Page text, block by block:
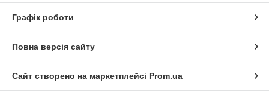
Графік роботи
Повна версія сайту
Сайт створено на маркетплейсі Prom.ua